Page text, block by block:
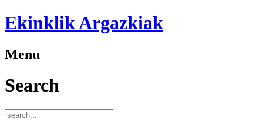
Ekinklik Argazkiak
Menu
Search